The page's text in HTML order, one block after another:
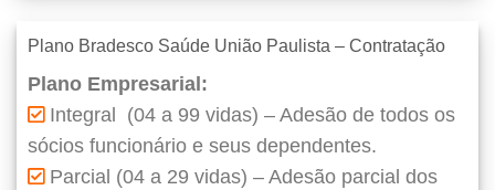
Plano Bradesco Saúde União Paulista – Contratação
Plano Empresarial:
Integral (04 a 99 vidas) – Adesão de todos os
sócios funcionário e seus dependentes.
Parcial (04 a 29 vidas) – Adesão parcial dos